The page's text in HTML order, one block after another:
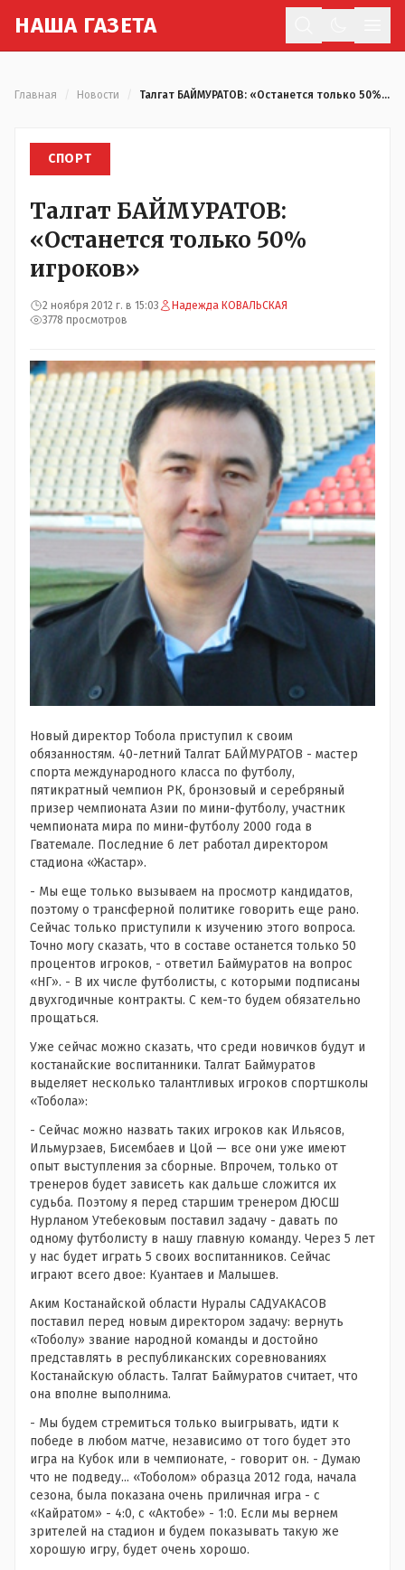
НАША ГАЗЕТА
Главная Новости Талгат БАЙМУРАТОВ: «Останется только 50% игроков»
СПОРТ
Талгат БАЙМУРАТОВ:
«Останется только 50%
игроков»
2 ноября 2012 г. в 15:03
Надежда КОВАЛЬСКАЯ
3778 просмотров
Новый директор Тобола приступил к своим
обязанностям. 40-летний Талгат БАЙМУРАТОВ - мастер
спорта международного класса по футболу,
пятикратный чемпион РК, бронзовый и серебряный
призер чемпионата Азии по мини-футболу, участник
чемпионата мира по мини-футболу 2000 года в
Гватемале. Последние 6 лет работал директором
стадиона «Жастар».
- Мы еще только вызываем на просмотр кандидатов,
поэтому о трансферной политике говорить еще рано.
Сейчас только приступили к изучению этого вопроса.
Точно могу сказать, что в составе останется только 50
процентов игроков, - ответил Баймуратов на вопрос
«НГ». - В их числе футболисты, с которыми подписаны
двухгодичные контракты. С кем-то будем обязательно
прощаться.
Уже сейчас можно сказать, что среди новичков будут и
костанайские воспитанники. Талгат Баймуратов
выделяет несколько талантливых игроков спортшколы
«Тобола»:
- Сейчас можно назвать таких игроков как Ильясов,
Ильмурзаев, Бисембаев и Цой — все они уже имеют
опыт выступления за сборные. Впрочем, только от
тренеров будет зависеть как дальше сложится их
судьба. Поэтому я перед старшим тренером ДЮСШ
Нурланом Утебековым поставил задачу - давать по
одному футболисту в нашу главную команду. Через 5 лет
у нас будет играть 5 своих воспитанников. Сейчас
играют всего двое: Куантаев и Малышев.
Аким Костанайской области Нуралы САДУАКАСОВ
поставил перед новым директором задачу: вернуть
«Тоболу» звание народной команды и достойно
представлять в республиканских соревнованиях
Костанайскую область. Талгат Баймуратов считает, что
она вполне выполнима.
- Мы будем стремиться только выигрывать, идти к
победе в любом матче, независимо от того будет это
игра на Кубок или в чемпионате, - говорит он. - Думаю
что не подведу... «Тоболом» образца 2012 года, начала
сезона, была показана очень приличная игра - с
«Кайратом» - 4:0, с «Актобе» - 1:0. Если мы вернем
зрителей на стадион и будем показывать такую же
хорошую игру, будет очень хорошо.